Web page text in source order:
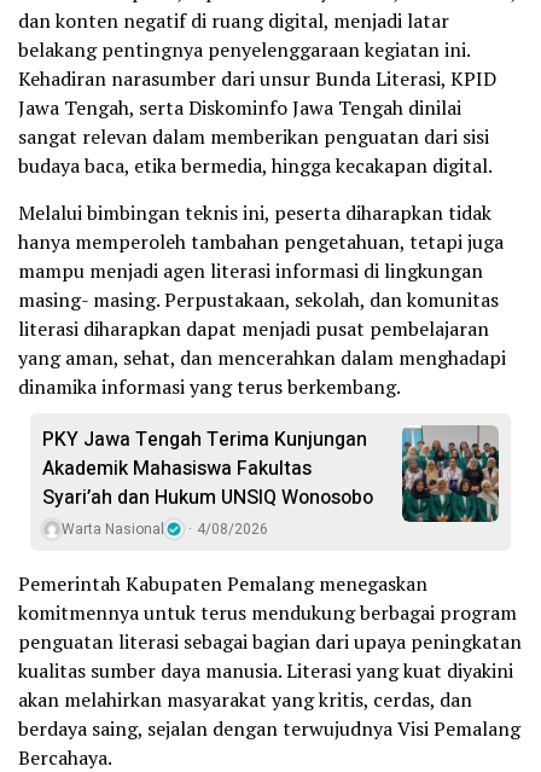
dan konten negatif di ruang digital, menjadi latar
belakang pentingnya penyelenggaraan kegiatan ini.
Kehadiran narasumber dari unsur Bunda Literasi, KPID
Jawa Tengah, serta Diskominfo Jawa Tengah dinilai
sangat relevan dalam memberikan penguatan dari sisi
budaya baca, etika bermedia, hingga kecakapan digital.
Melalui bimbingan teknis ini, peserta diharapkan tidak
hanya memperoleh tambahan pengetahuan, tetapi juga
mampu menjadi agen literasi informasi di lingkungan
masing- masing. Perpustakaan, sekolah, dan komunitas
literasi diharapkan dapat menjadi pusat pembelajaran
yang aman, sehat, dan mencerahkan dalam menghadapi
dinamika informasi yang terus berkembang.
PKY Jawa Tengah Terima Kunjungan
Akademik Mahasiswa Fakultas
Syari’ah dan Hukum UNSIQ Wonosobo
Warta Nasional 4/08/2026
Pemerintah Kabupaten Pemalang menegaskan
komitmennya untuk terus mendukung berbagai program
penguatan literasi sebagai bagian dari upaya peningkatan
kualitas sumber daya manusia. Literasi yang kuat diyakini
akan melahirkan masyarakat yang kritis, cerdas, dan
berdaya saing, sejalan dengan terwujudnya Visi Pemalang
Bercahaya.